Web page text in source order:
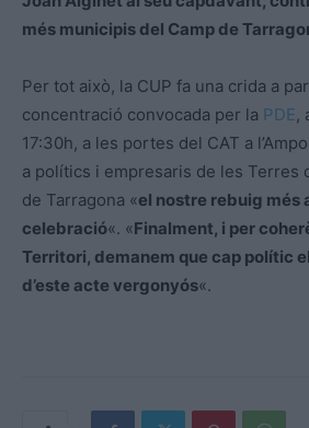
més municipis del Camp de
Per tot això, la CUP fa una crida a
concentració convocada per la PDE,
17:30h, a les portes del CAT a
a polítics i empresaris de les Terres
de Tarragona «el nostre rebuig més
celebració«. «Finalment, i per
Territori, demanem que cap polític
d’este acte vergonyós«.